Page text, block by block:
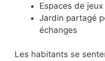
Espaces de
Jardin partagé
échanges
Les habitants se